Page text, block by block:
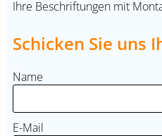
Ihre Beschriftungen mit
Schicken Sie uns
Name
E-Mail